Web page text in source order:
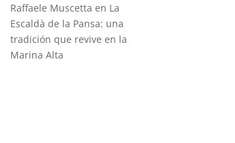
Raffaele Muscetta en La
Escaldà de la Pansa: una
tradición que revive en la
Marina Alta